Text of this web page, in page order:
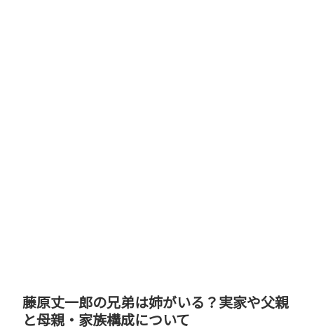
藤原丈一郎の兄弟は姉がいる？実家や父親
と母親・家族構成について